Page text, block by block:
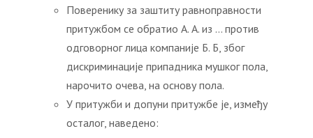
Поверенику за заштиту равноправности
притужбом се обратио А. А. из … против
одговорног лица компаније Б. Б, због
дискриминације припадника мушког пола,
нарочито очева, на основу пола.
У притужби и допуни притужбе је, између
осталог, наведено: